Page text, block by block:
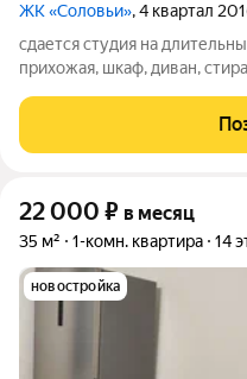
ЖК «Соловьи», 4 квартал
сдается студия на
прихожая, шкаф, диван,
зимой 3500 возможно
депозит 22000, возможно
22 000 ₽ в месяц
35 м² 1-комн. квартира 14
новостройка